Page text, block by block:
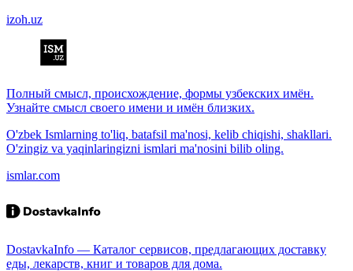
izoh.uz
Полный смысл, происхождение, формы узбекских имён.
Узнайте смысл своего имени и имён близких.
O'zbek Ismlarning to'liq, batafsil ma'nosi, kelib chiqishi, shakllari.
O'zingiz va yaqinlaringizni ismlari ma'nosini bilib oling.
ismlar.com
DostavkaInfo — Каталог сервисов, предлагающих доставку
еды, лекарств, книг и товаров для дома.